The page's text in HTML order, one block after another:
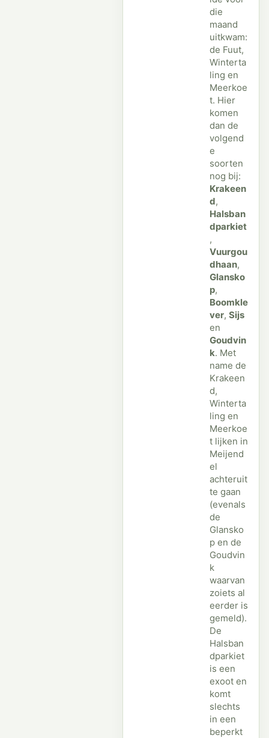
die
maand
uitkwam:
de Fuut,
Winterta
ling en
Meerkoe
t. Hier
komen
dan de
volgend
e
soorten
nog bij:
Krakeen
d,
Halsban
dparkiet
,
Vuurgou
dhaan,
Glansko
p,
Boomkle
ver, Sijs
en
Goudvin
k. Met
name de
Krakeen
d,
Winterta
ling en
Meerkoe
t lijken in
Meijend
el
achteruit
te gaan
(evenals
de
Glansko
p en de
Goudvin
k
waarvan
zoiets al
eerder is
gemeld).
De
Halsban
dparkiet
is een
exoot en
komt
slechts
in een
beperkt